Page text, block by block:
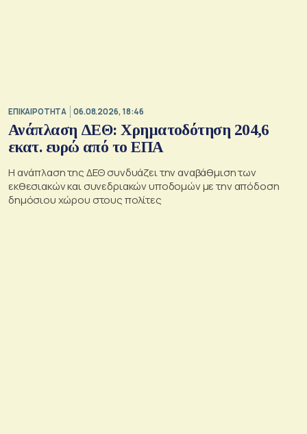
ΕΠΙΚΑΙΡΟΤΗΤΑ 06.08.2026, 18:46
Ανάπλαση ΔΕΘ: Χρηματοδότηση 204,6
εκατ. ευρώ από το ΕΠΑ
Η ανάπλαση της ΔΕΘ συνδυάζει την αναβάθμιση των
εκθεσιακών και συνεδριακών υποδομών με την απόδοση
δημόσιου χώρου στους πολίτες